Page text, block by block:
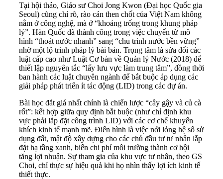
Tại hội thảo, Giáo sư Choi Jong Kwon (Đại học Quốc gia
Seoul) cũng chỉ rõ, rào cản then chốt của Việt Nam không
nằm ở công nghệ, mà ở “khoảng trống trong khung pháp
lý”. Hàn Quốc đã thành công trong việc chuyển từ mô
hình “thoát nước nhanh” sang “chu trình nước bền vững”
nhờ một lộ trình pháp lý bài bản. Trọng tâm là sửa đổi các
luật cấp cao như Luật Cơ bản về Quản lý Nước (2018) để
thiết lập nguyên tắc “lấy lưu vực làm trung tâm”, đồng thời
ban hành các luật chuyên ngành để bắt buộc áp dụng các
giải pháp phát triển ít tác động (LID) trong các dự án.
Bài học đắt giá nhất chính là chiến lược “cây gậy và củ cà
rốt”: kết hợp giữa quy định bắt buộc (như chỉ định khu
vực phải lắp đặt công trình LID) với các cơ chế khuyến
khích kinh tế mạnh mẽ. Điển hình là việc nới lỏng hệ số sử
dụng đất, mật độ xây dựng cho các chủ đầu tư tư nhân lắp
đặt hạ tầng xanh, biến chi phí môi trường thành cơ hội
tăng lợi nhuận. Sự tham gia của khu vực tư nhân, theo GS
Choi, chỉ thực sự hiệu quả khi họ nhìn thấy lợi ích kinh tế
thiết thực.